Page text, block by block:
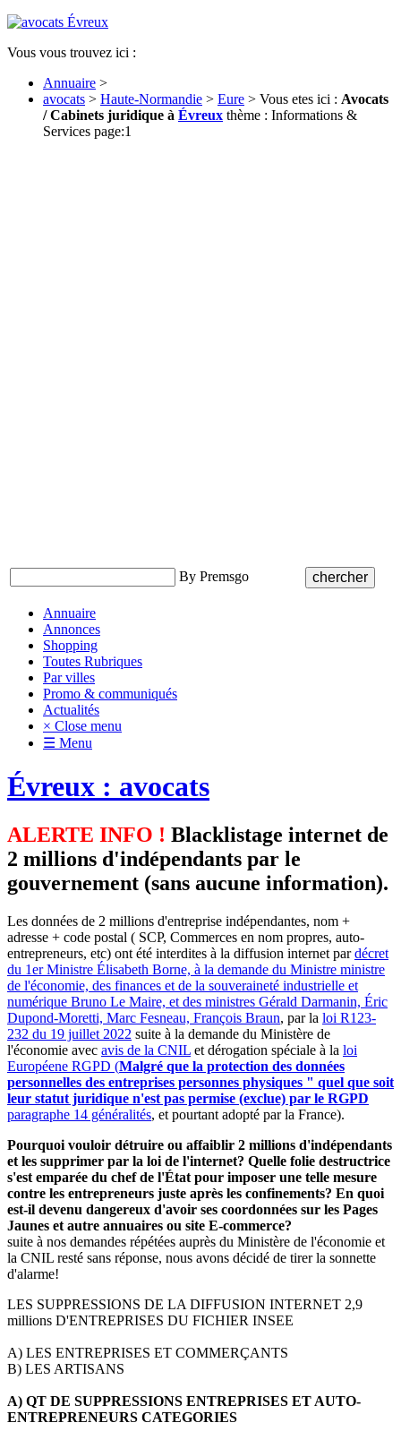
Vous vous trouvez ici :
Annuaire >
avocats > Haute-Normandie > Eure > Vous etes ici : Avocats
/ Cabinets juridique à Évreux thème : Informations &
Services page:1
By Premsgo
Annuaire
Annonces
Shopping
Toutes Rubriques
Par villes
Promo & communiqués
Actualités
× Close menu
☰ Menu
Évreux : avocats
ALERTE INFO ! Blacklistage internet de
2 millions d'indépendants par le
gouvernement (sans aucune information).
Les données de 2 millions d'entreprise indépendantes, nom +
adresse + code postal ( SCP, Commerces en nom propres, auto-
entrepreneurs, etc) ont été interdites à la diffusion internet pardécret
du 1er Ministre Élisabeth Borne, à la demande du Ministre ministre
de l'économie, des finances et de la souveraineté industrielle et
numérique Bruno Le Maire, et des ministres Gérald Darmanin, Éric
Dupond-Moretti, Marc Fesneau, François Braun, par la loi R123-
232 du 19 juillet 2022 suite à la demande du Ministère de
l'économie avec avis de la CNIL et dérogation spéciale à la loi
Européene RGPD (Malgré que la protection des données
personnelles des entreprises personnes physiques " quel que soit
leur statut juridique n'est pas permise (exclue) par le RGPD
paragraphe 14 généralités, et pourtant adopté par la France).
Pourquoi vouloir détruire ou affaiblir 2 millions d'indépendants
et les supprimer par la loi de l'internet? Quelle folie destructrice
s'est emparée du chef de l'État pour imposer une telle mesure
contre les entrepreneurs juste après les confinements? En quoi
est-il devenu dangereux d'avoir ses coordonnées sur les Pages
Jaunes et autre annuaires ou site E-commerce?
suite à nos demandes répétées auprès du Ministère de l'économie et
la CNIL resté sans réponse, nous avons décidé de tirer la sonnette
d'alarme!
LES SUPPRESSIONS DE LA DIFFUSION INTERNET 2,9
millions D'ENTREPRISES DU FICHIER INSEE
A) LES ENTREPRISES ET COMMERÇANTS
B) LES ARTISANS
A) QT DE SUPPRESSIONS ENTREPRISES ET AUTO-
ENTREPRENEURS CATEGORIES